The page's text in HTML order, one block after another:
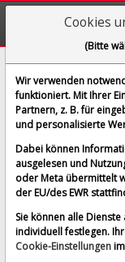
[WBC |
Echtzeit Euro
Cookies
(Bitte
Wir verwenden
funktioniert. Mit Ihrer
Partnern, z. B. für
und personalisierte
Dabei können
ausgelesen und
oder Meta übermittelt
der EU/des EWR
Sie können alle
individuell festlegen.
Cookie-Einstellungen